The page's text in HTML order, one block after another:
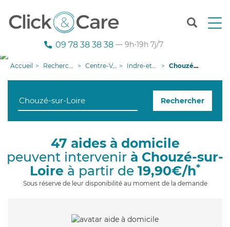
T
n
g
i
09 78 38 38 38 — 9h-19h 7j/7
Accueil Recherche aide à domicile Centre-Val de Loire Indre-et-Loire Chouzé-sur-Loire
Rechercher
47 aides à domicile
peuvent intervenir à Chouzé-sur-
Loire à partir de 19,90€/h*
Sous réserve de leur disponibilité au moment de la demande